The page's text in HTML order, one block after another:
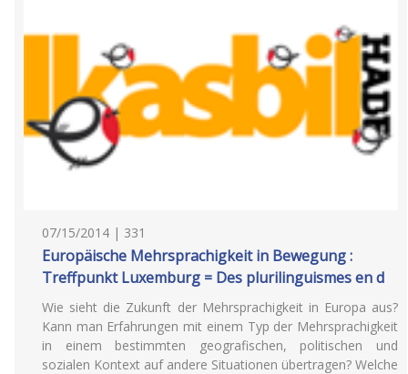
07/15/2014 | 331
Europäische Mehrsprachigkeit in Bewegung :
Treffpunkt Luxemburg = Des plurilinguismes en d
Wie sieht die Zukunft der Mehrsprachigkeit in Europa aus?
Kann man Erfahrungen mit einem Typ der Mehrsprachigkeit
in einem bestimmten geografischen, politischen und
sozialen Kontext auf andere Situationen übertragen? Welche